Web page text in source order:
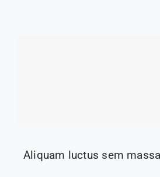
Aliquam luctus sem massa